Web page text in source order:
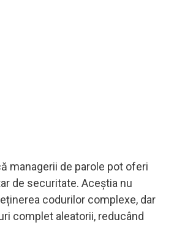
managerii de parole pot oferi
de securitate. Aceștia nu
codurilor complexe, dar
complet aleatorii, reducând